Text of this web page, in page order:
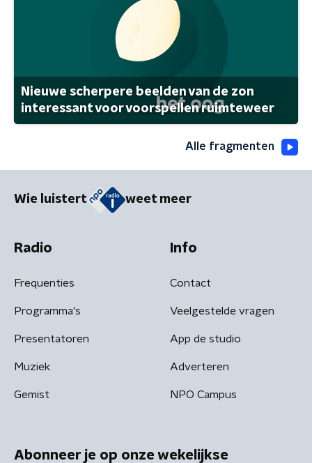
Nieuwe scherpere beelden van de zon
interessant voor voorspellen ruimteweer
Alle fragmenten
Wie luistert weet meer
Radio
Frequenties
Programma's
Presentatoren
Muziek
Gemist
Info
Contact
Veelgestelde vragen
App de studio
Adverteren
NPO Campus
Abonneer je op onze wekelijkse